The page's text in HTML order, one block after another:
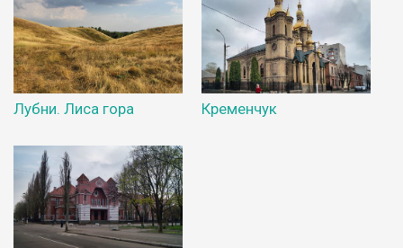
Лубни. Лиса гора Кременчук